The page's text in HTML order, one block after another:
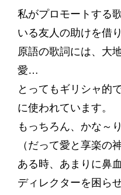
私がプロモートする
いる友人の助けを借
原語の歌詞には、大
愛…
とってもギリシャ的
に使われています。
もっちろん、かな～
（だって愛と享楽の
ある時、あまりに鼻
ディレクターを困ら